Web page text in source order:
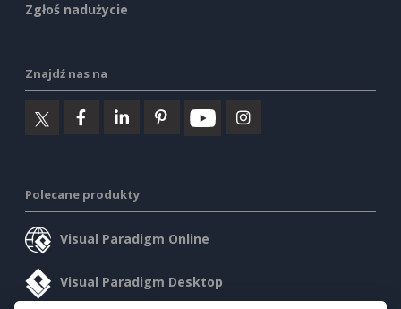
Zgłoś nadużycie
Znajdź nas na
Polecane produkty
Visual Paradigm Online
Visual Paradigm Desktop